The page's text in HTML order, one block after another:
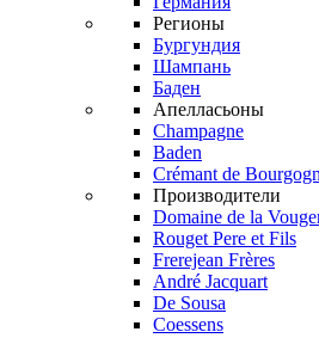
Регионы
Бургундия
Шампань
Баден
Апелласьоны
Champagne
Baden
Crémant de
Производители
Domaine de la
Rouget Pere et Fils
Frerejean Frères
André Jacquart
De Sousa
Coessens